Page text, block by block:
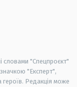
словами "Спецпроєкт"
"Експерт",
Редакція може